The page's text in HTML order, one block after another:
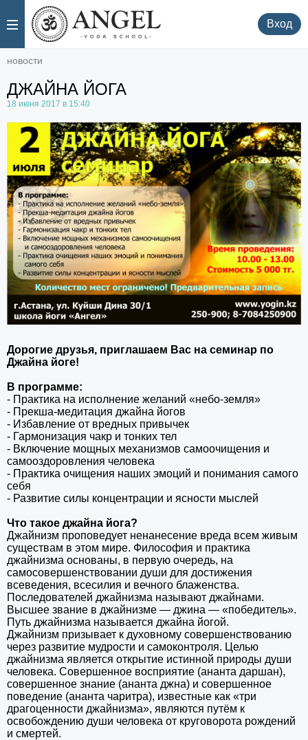
. Вход
новости
ДЖАЙНА ЙОГА
18 июня 2017 в 15:40
Дорогие друзья, приглашаем Вас на семинар по
Джайна йоге!
В программе:
- Практика на исполнение желаний «небо-земля»
- Прекша-медитация джайна йогов
- Избавление от вредных привычек
- Гармонизация чакр и тонких тел
- Включение мощных механизмов самоочищения и
самооздоровления человека
- Практика очищения наших эмоций и понимания самого
себя
- Развитие силы концентрации и ясности мыслей
Что такое джайна йога?
Джайнизм проповедует ненанесение вреда всем живым
существам в этом мире. Философия и практика
джайнизма основаны, в первую очередь, на
самосовершенствовании души для достижения
всеведения, всесилия и вечного блаженства.
Последователей джайнизма называют джайнами.
Высшее звание в джайнизме — джина — «победитель».
Путь джайнизма называется джайна йогой.
Джайнизм призывает к духовному совершенствованию
через развитие мудрости и самоконтроля. Целью
джайнизма является открытие истинной природы души
человека. Совершенное восприятие (ананта даршан),
совершенное знание (ананта джна) и совершенное
поведение (ананта чаритра), известные как «три
драгоценности джайнизма», являются путём к
освобождению души человека от круговорота рождений
и смертей.